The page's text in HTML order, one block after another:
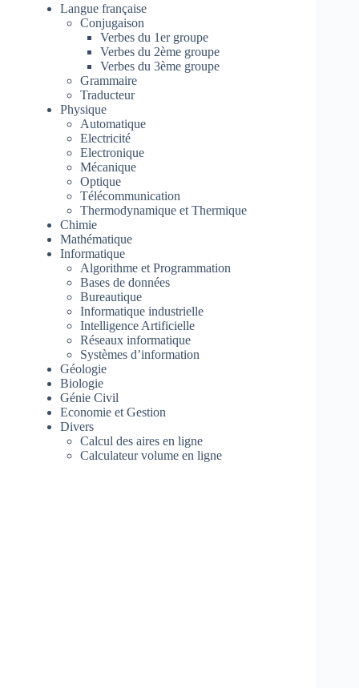
Langue française
Conjugaison
Verbes du 1er groupe
Verbes du 2ème groupe
Verbes du 3ème groupe
Grammaire
Traducteur
Physique
Automatique
Electricité
Electronique
Mécanique
Optique
Télécommunication
Thermodynamique et Thermique
Chimie
Mathématique
Informatique
Algorithme et Programmation
Bases de données
Bureautique
Informatique industrielle
Intelligence Artificielle
Réseaux informatique
Systèmes d’information
Géologie
Biologie
Génie Civil
Economie et Gestion
Divers
Calcul des aires en ligne
Calculateur volume en ligne